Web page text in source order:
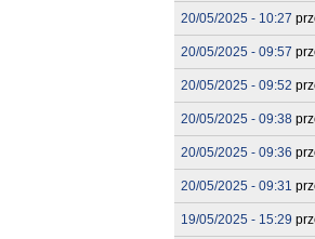
20/05/2025 - 10:27
20/05/2025 - 09:57
20/05/2025 - 09:52
20/05/2025 - 09:38
20/05/2025 - 09:36
20/05/2025 - 09:31
19/05/2025 - 15:29